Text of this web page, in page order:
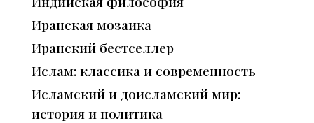
Иранская мозаика
Иранский бестселлер
Ислам: классика и современность
Исламский и доисламский мир:
история и политика